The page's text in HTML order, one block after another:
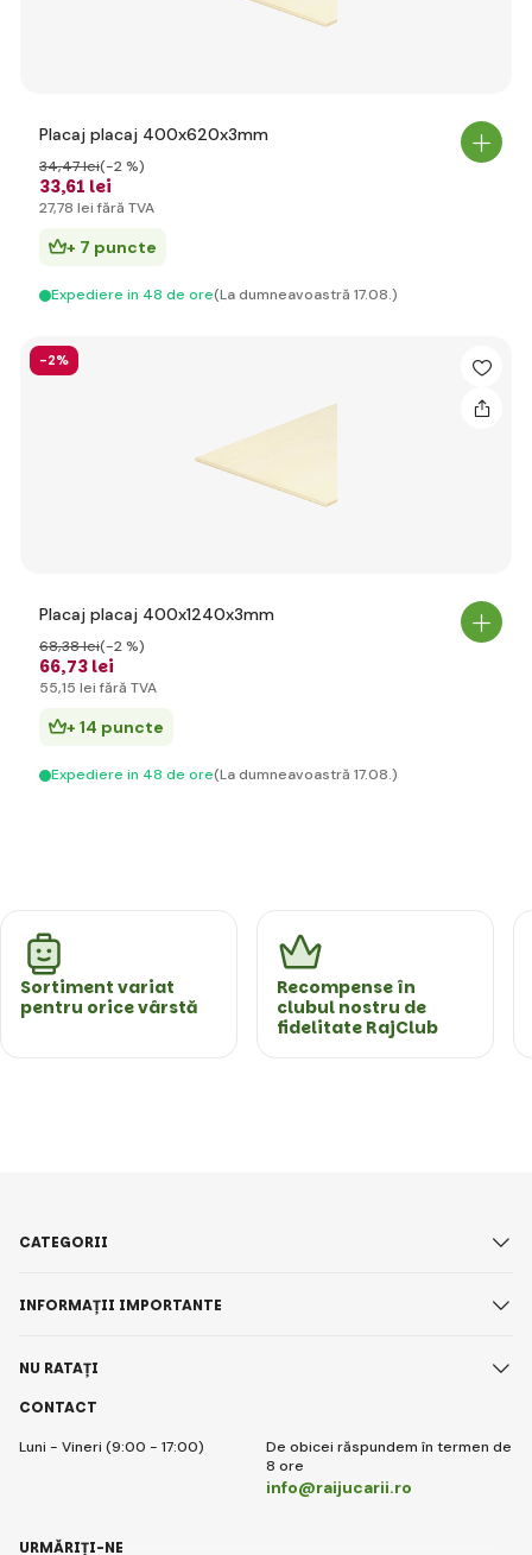
Placaj placaj 400x620x3mm
33,61 lei
34,47 lei(-2 %)
27,78 lei fără TVA
+ 7 puncte
Expediere in 48 de ore(La dumneavoastră 17.08.)
-2%
Placaj placaj 400x1240x3mm
66,73 lei
68,38 lei(-2 %)
55,15 lei fără TVA
+ 14 puncte
Expediere in 48 de ore(La dumneavoastră 17.08.)
Sortiment variat
pentru orice vârstă
Recompense în
clubul nostru de
fidelitate RajClub
CONTACT
Luni - Vineri (9:00 - 17:00)
De obicei răspundem în termen de
8 ore
info@raijucarii.ro
CATEGORII
INFORMAȚII IMPORTANTE
NU RATAȚI
URMĂRIȚI-NE